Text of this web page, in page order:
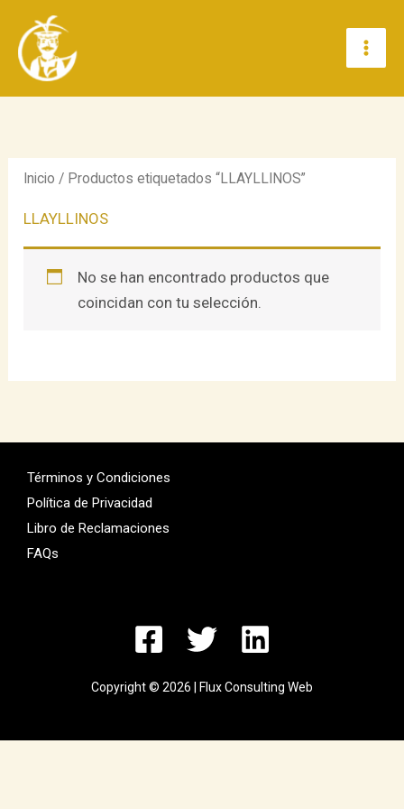
contenido
Inicio / Productos etiquetados “LLAYLLINOS”
LLAYLLINOS
No se han encontrado productos que
coincidan con tu selección.
Términos y Condiciones
Política de Privacidad
Libro de Reclamaciones
FAQs
Copyright © 2026 | Flux Consulting Web